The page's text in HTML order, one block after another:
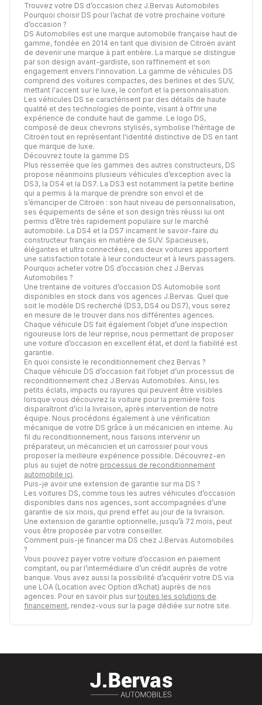
Trouvez votre DS d’occasion chez J.Bervas Automobiles
Pourquoi choisir DS pour l’achat de votre prochaine voiture
d’occasion ?
DS Automobiles est une marque automobile française haut de
gamme, fondée en 2014 en tant que division de Citroën avant
de devenir une marque à part entière. La marque se distingue
par son design avant-gardiste, son raffinement et son
engagement envers l'innovation. La gamme de véhicules DS
comprend des voitures compactes, des berlines et des SUV,
mettant l'accent sur le luxe, le confort et la personnalisation.
Les véhicules DS se caractérisent par des détails de haute
qualité et des technologies de pointe, visant à offrir une
expérience de conduite haut de gamme. Le logo DS,
composé de deux chevrons stylisés, symbolise l'héritage de
Citroën tout en représentant l'identité distinctive de DS en tant
que marque de luxe.
Découvrez toute la gamme DS
Plus resserrée que les gammes des autres constructeurs, DS
propose néanmoins plusieurs véhicules d’exception avec la
DS3, la DS4 et la DS7. La DS3 est notamment la petite berline
qui a permis à la marque de prendre son envol et de
s’émanciper de Citroën : son haut niveau de personnalisation,
ses équipements de série et son design très réussi lui ont
permis d’être très rapidement populaire sur le marché
automobile. La DS4 et la DS7 incarnent le savoir-faire du
constructeur français en matière de SUV. Spacieuses,
élégantes et ultra connectées, ces deux voitures apportent
une satisfaction totale à leur conducteur et à leurs passagers.
Pourquoi acheter votre DS d’occasion chez J.Bervas
Automobiles ?
Une trentaine de voitures d’occasion DS Automobile sont
disponibles en stock dans vos agences J.Bervas. Quel que
soit le modèle DS recherché (DS3, DS4 ou DS7), vous serez
en mesure de le trouver dans nos différentes agences.
Chaque véhicule DS fait également l’objet d’une inspection
rigoureuse lors de leur reprise, nous permettant de proposer
une voiture d’occasion en excellent état, et dont la fiabilité est
garantie.
En quoi consiste le reconditionnement chez Bervas ?
Chaque véhicule DS d’occasion fait l’objet d’un processus de
reconditionnement chez J.Bervas Automobiles. Ainsi, les
petits éclats, impacts ou rayures qui peuvent être visibles
lorsque vous découvrez la voiture pour la première fois
disparaîtront d’ici la livraison, après intervention de notre
équipe. Nous procédons également à une vérification
mécanique de votre DS grâce à un mécanicien en interne. Au
fil du reconditionnement, nous faisons intervenir un
préparateur, un mécanicien et un carrossier pour vous
proposer la meilleure expérience possible. Découvrez-en
plus au sujet de notre processus de reconditionnement
automobile ici.
Puis-je avoir une extension de garantie sur ma DS ?
Les voitures DS, comme tous les autres véhicules d’occasion
disponibles dans nos agences, sont accompagnées d’une
garantie de six mois, qui prend effet au jour de la livraison.
Une extension de garantie optionnelle, jusqu’à 72 mois, peut
vous être proposée par votre conseiller.
Comment puis-je financer ma DS chez J.Bervas Automobiles
?
Vous pouvez payer votre voiture d’occasion en paiement
comptant, ou par l’intermédiaire d’un crédit auprès de votre
banque. Vous avez aussi la possibilité d’acquérir votre DS via
une LOA (Location avec Option d’Achat) auprès de nos
agences. Pour en savoir plus surtoutes les solutions de
financement, rendez-vous sur la page dédiée sur notre site.